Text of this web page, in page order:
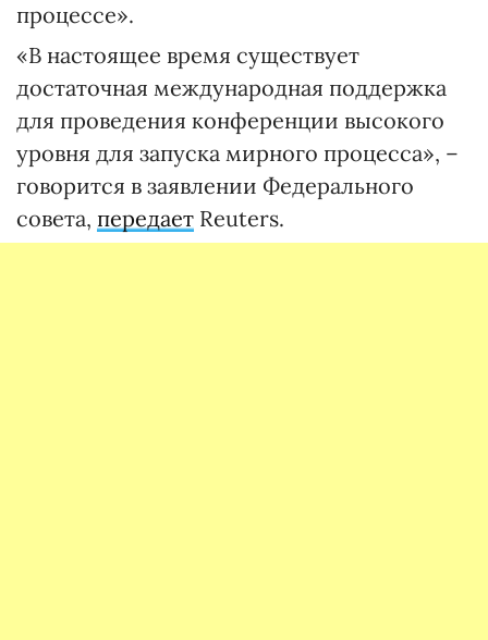
процессе».
«В настоящее время существует
достаточная международная поддержка
для проведения конференции высокого
уровня для запуска мирного процесса», –
говорится в заявлении Федерального
совета, передает Reuters.